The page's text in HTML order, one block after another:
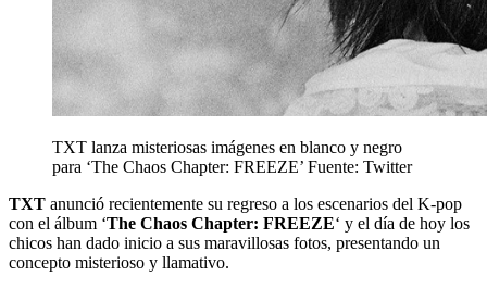
TXT lanza misteriosas imágenes en blanco y negro
para ‘The Chaos Chapter: FREEZE’ Fuente: Twitter
TXT anunció recientemente su regreso a los escenarios del K-pop
con el álbum ‘The Chaos Chapter: FREEZE‘ y el día de hoy los
chicos han dado inicio a sus maravillosas fotos, presentando un
concepto misterioso y llamativo.